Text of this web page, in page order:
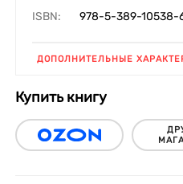
ISBN: 978-5-389-10538-
ДОПОЛНИТЕЛЬНЫЕ
Купить книгу